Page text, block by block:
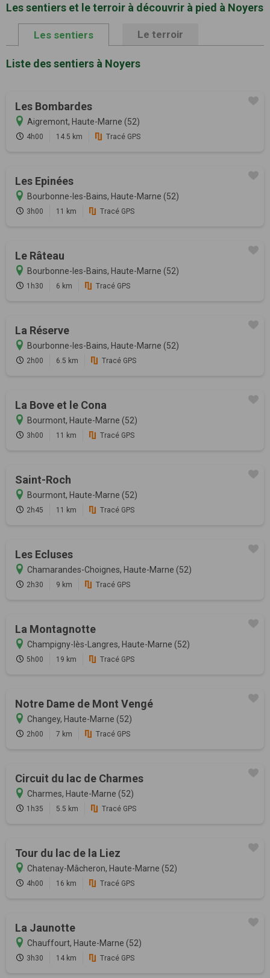
Les sentiers et le terroir à découvrir à pied à Noyers
Les sentiers Le terroir
Liste des sentiers à Noyers
Les Bombardes
Aigremont, Haute-Marne (52)
4h00 14.5 km Tracé GPS
Les Epinées
Bourbonne-les-Bains, Haute-Marne (52)
3h00 11 km Tracé GPS
Le Râteau
Bourbonne-les-Bains, Haute-Marne (52)
1h30 6 km Tracé GPS
La Réserve
Bourbonne-les-Bains, Haute-Marne (52)
2h00 6.5 km Tracé GPS
La Bove et le Cona
Bourmont, Haute-Marne (52)
3h00 11 km Tracé GPS
Saint-Roch
Bourmont, Haute-Marne (52)
2h45 11 km Tracé GPS
Les Ecluses
Chamarandes-Choignes, Haute-Marne (52)
2h30 9 km Tracé GPS
La Montagnotte
Champigny-lès-Langres, Haute-Marne (52)
5h00 19 km Tracé GPS
Notre Dame de Mont Vengé
Changey, Haute-Marne (52)
2h00 7 km Tracé GPS
Circuit du lac de Charmes
Charmes, Haute-Marne (52)
1h35 5.5 km Tracé GPS
Tour du lac de la Liez
Chatenay-Mâcheron, Haute-Marne (52)
4h00 16 km Tracé GPS
La Jaunotte
Chauffourt, Haute-Marne (52)
3h30 14 km Tracé GPS